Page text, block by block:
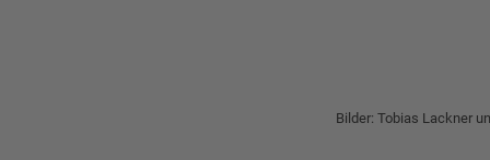
Bilder: Tobias Lackner